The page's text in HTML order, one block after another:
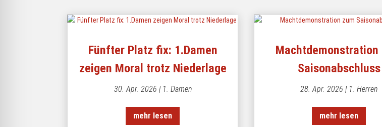
Fünfter Platz fix: 1.Damen
zeigen Moral trotz Niederlage
30. Apr. 2026 | 1. Damen
mehr lesen
Machtdemonstration
Saisonabschluss
28. Apr. 2026 | 1. Herren
mehr lesen